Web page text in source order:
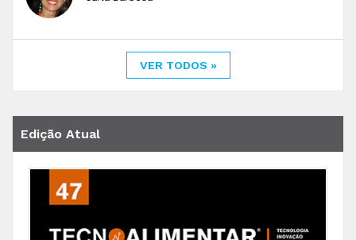
VER TODOS »
Edição Atual